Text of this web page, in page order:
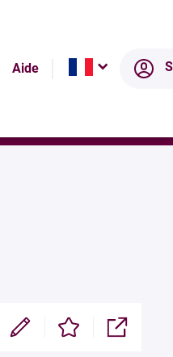
Aide
Modifier Enregistrer Partager